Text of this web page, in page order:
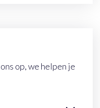
op, we helpen je